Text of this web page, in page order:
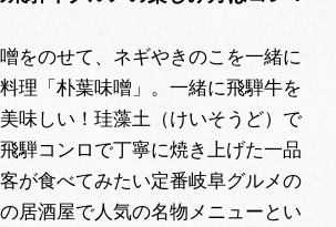
をのせて、ネギやきのこを一緒に
理「朴葉味噌」。一緒に飛騨牛を
味しい！珪藻土（けいそうど）で
騨コンロで丁寧に焼き上げた一品
が食べてみたい定番岐阜グルメの
居酒屋で人気の名物メニューとい